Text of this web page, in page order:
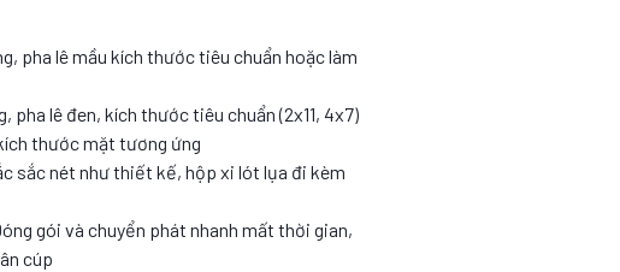
pha lê mầu kích thước tiêu chuẩn hoặc làm
pha lê đen, kích thước tiêu chuẩn (2x11, 4x7)
thước mặt tương ứng
sắc nét như thiết kế, hộp xi lót lụa đi kèm
gói và chuyển phát nhanh mất thời gian,
cúp